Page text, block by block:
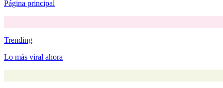
Página principal
Trending
Lo más viral ahora